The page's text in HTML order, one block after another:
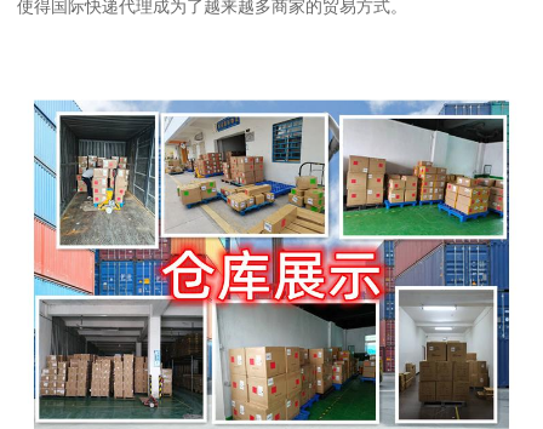
使得国际快递代理成为了越来越多商家的贸易方式。